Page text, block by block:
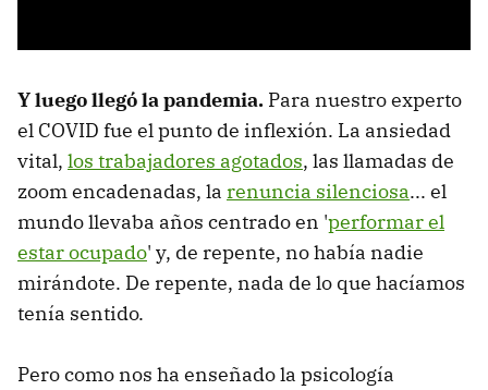
Y luego llegó la pandemia. Para nuestro experto
el COVID fue el punto de inflexión. La ansiedad
vital, los trabajadores agotados, las llamadas de
zoom encadenadas, la renuncia silenciosa... el
mundo llevaba años centrado en 'performar el
estar ocupado' y, de repente, no había nadie
mirándote. De repente, nada de lo que hacíamos
tenía sentido.
Pero como nos ha enseñado la psicología